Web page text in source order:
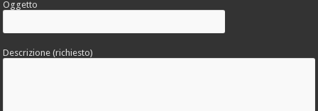
Oggetto
Descrizione (richiesto)